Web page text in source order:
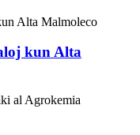
kun Alta